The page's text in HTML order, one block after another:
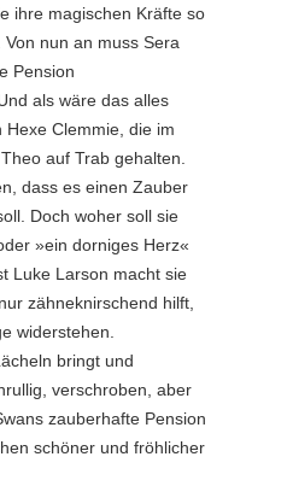
ihre magischen Kräfte so
nun an muss Sera
Pension
als wäre das alles
Clemmie, die im
auf Trab gehalten.
dass es einen Zauber
Doch woher soll sie
»ein dorniges Herz«
Luke Larson macht sie
zähneknirschend hilft,
widerstehen.
bringt und
verschroben, aber
zauberhafte Pension
schöner und fröhlicher